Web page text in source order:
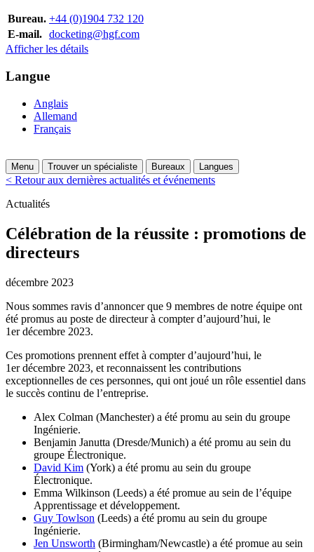
Bureau. +44 (0)1904 732 120
E-mail. docketing@hgf.com
Afficher les détails
Langue
Anglais
Allemand
Français
Menu Trouver un spécialiste Bureaux Langues
< Retour aux dernières actualités et événements
Actualités
Célébration de la réussite : promotions de
directeurs
décembre 2023
Nous sommes ravis d’annoncer que 9 membres de notre équipe ont
été promus au poste de directeur à compter d’aujourd’hui, le
1er décembre 2023.
Ces promotions prennent effet à compter d’aujourd’hui, le
1er décembre 2023, et reconnaissent les contributions
exceptionnelles de ces personnes, qui ont joué un rôle essentiel dans
le succès continu de l’entreprise.
Alex Colman (Manchester) a été promu au sein du groupe
Ingénierie.
Benjamin Janutta (Dresde/Munich) a été promu au sein du
groupe Électronique.
David Kim (York) a été promu au sein du groupe
Électronique.
Emma Wilkinson (Leeds) a été promue au sein de l’équipe
Apprentissage et développement.
Guy Towlson (Leeds) a été promu au sein du groupe
Ingénierie.
Jen Unsworth (Birmingham/Newcastle) a été promue au sein